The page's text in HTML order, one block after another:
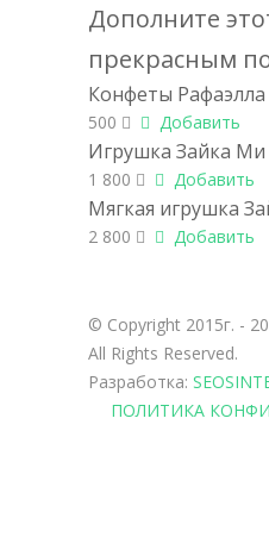
Дополните
прекрасным
Конфеты Рафаэлла
500 Добавить
Игрушка Зайка Ми
1 800 Добавить
Мягкая игрушка
2 800 Добавить
© Copyright 2015г. -
All Rights Reserved.
Разработка:
ПОЛИТИКА